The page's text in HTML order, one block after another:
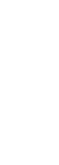
ライブ配信セ
会場参加の方
時代の変化が
２
会場 ： 狭山
住所 ： 狭山